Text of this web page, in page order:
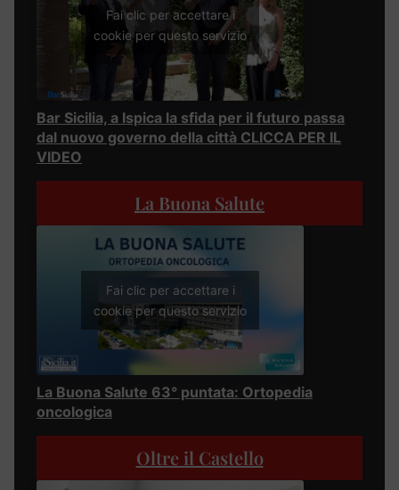
Fai clic per accettare i
cookie per questo servizio
Bar Sicilia, a Ispica la sfida per il futuro passa
dal nuovo governo della città CLICCA PER IL
VIDEO
La Buona Salute
Fai clic per accettare i
cookie per questo servizio
La Buona Salute 63° puntata: Ortopedia
oncologica
Oltre il Castello